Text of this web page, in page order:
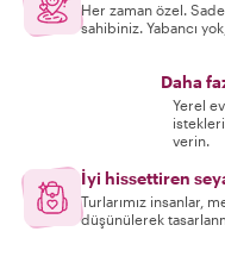
Her zaman özel.
sahibiniz. Yabancı
Daha
Yerel
verin.
İyi hissettiren
Turlarımız insanlar,
düşünülerek